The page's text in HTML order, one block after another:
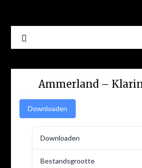
Ammerland –
Downloaden
Downloaden
Bestandsgrootte